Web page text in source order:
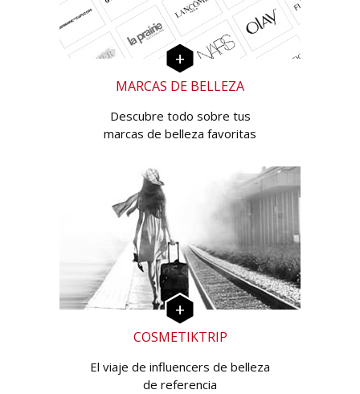
MARCAS DE BELLEZA
Descubre todo sobre tus
marcas de belleza favoritas
COSMETIKTRIP
El viaje de influencers de belleza
de referencia